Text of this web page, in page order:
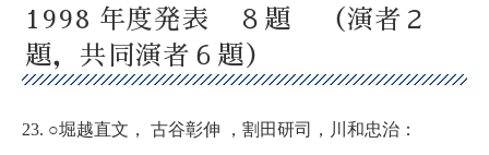
1998 年度発表 ８題 （演者２
題，共同演者６題）
23. ○堀越直文， 古谷彰伸 ，割田研司，川和忠治：